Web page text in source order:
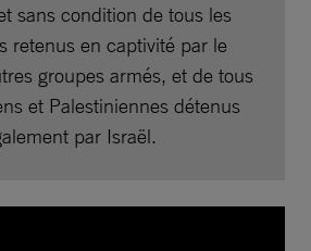
sans condition de tous les
retenus en captivité par le
groupes armés, et de tous
et Palestiniennes détenus
par Israël.